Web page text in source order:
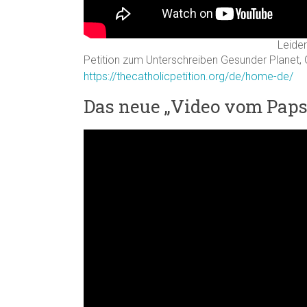
Petition zum Unterschreiben Gesunder
https://thecatholicpetition.org/de/home-de/
Das neue „Video vom